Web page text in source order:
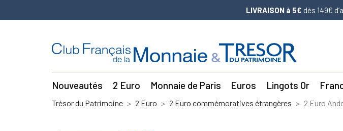
LIVRAISON à 5€ dès 149€
Nouveautés 2 Euro Monnaie de Paris Euros Lingots Or
Trésor du Patrimoine 2 Euro 2 Euro commémoratives étrangères 2 Euro